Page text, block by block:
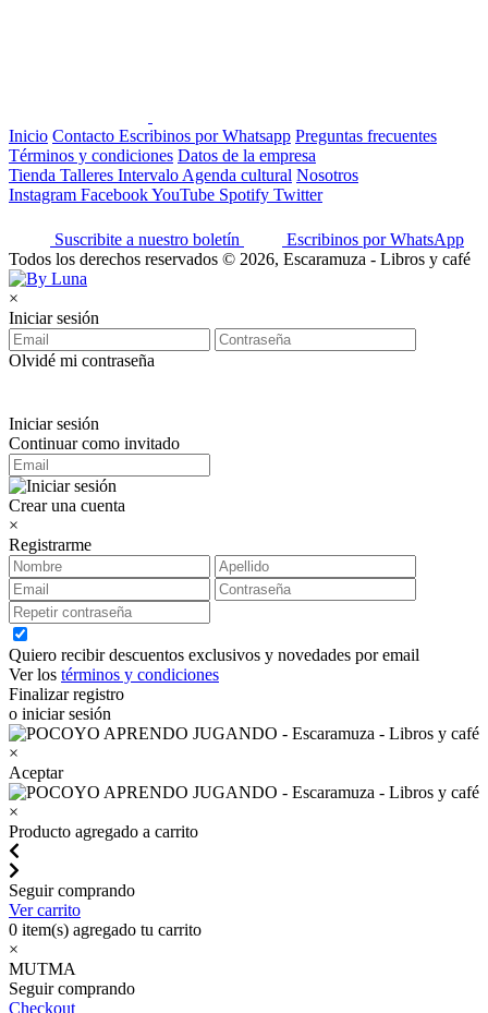
Inicio Contacto Escribinos por Whatsapp Preguntas frecuentes
Términos y condiciones Datos de la empresa
Tienda Talleres Intervalo Agenda cultural Nosotros
Instagram FacebookYouTube Spotify Twitter
Suscribite a nuestro boletín
Escribinos por WhatsApp
Todos los derechos reservados © 2026, Escaramuza - Libros y café
×
Iniciar sesión
Olvidé mi contraseña
Iniciar sesión
Continuar como invitado
Crear una cuenta
×
Registrarme
Quiero recibir descuentos exclusivos y novedades por email
Ver los términos y condiciones
Finalizar registro
o iniciar sesión
×
Aceptar
×
Producto agregado a carrito
Seguir comprando
Ver carrito
0 item(s) agregado tu carrito
×
MUTMA
Seguir comprando
Checkout